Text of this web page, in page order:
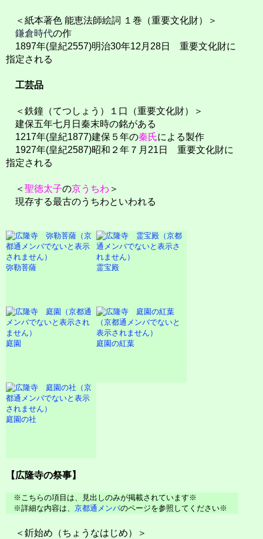
＜紙本著色 能恵法師絵詞 １巻（重要文化財）＞
鎌倉時代の作
1897年(皇紀2557)明治30年12月28日 重要文化財に
指定される
工芸品
＜鉄鐘（てつしょう）１口（重要文化財）＞
建保五年七月日秦末時の銘がある
1217年(皇紀1877)建保５年の秦氏による製作
1927年(皇紀2587)昭和２年７月21日 重要文化財に
指定される
＜ 聖徳太子の京うちわ ＞
現存する最古のうちわといわれる
弥勒菩薩 霊宝殿
庭園 庭園の紅葉
庭園の社
【広隆寺の祭事】
※こちらの項目は、見出しのみが掲載されています※
※詳細な内容は、 京都通メンバのページを参照してください※
＜釿始め（ちょうなはじめ）＞